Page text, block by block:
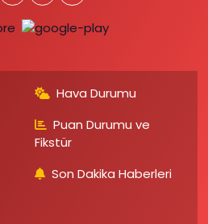
Hava Durumu
Puan Durumu ve
Fikstür
Son Dakika Haberleri